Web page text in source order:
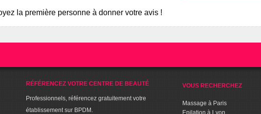
la première personne à donner votre avis !
RÉFÉRENCEZ VOTRE CENTRE DE BEAUTÉ
Professionnels, référencez gratuitement votre
établissement sur BPDM.
VOUS RECHERCHEZ
Massage à Paris
Epilation à Lyon